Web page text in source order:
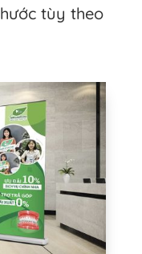
tùy theo